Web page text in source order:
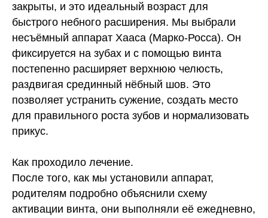
закрыты, и это идеальный возраст для
быстрого небного расширения. Мы выбрали
несъёмный аппарат Хааса (Марко-Росса). Он
фиксируется на зубах и с помощью винта
постепенно расширяет верхнюю челюсть,
раздвигая срединный нёбный шов. Это
позволяет устранить сужение, создать место
для правильного роста зубов и нормализовать
прикус.
Как проходило лечение.
После того, как мы установили аппарат,
родителям подробно объяснили схему
активации винта, они выполняли её ежедневно,